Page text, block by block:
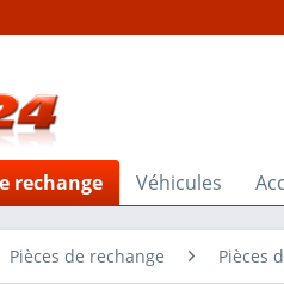
rechange Véhicules
Pièces de rechange Pièces